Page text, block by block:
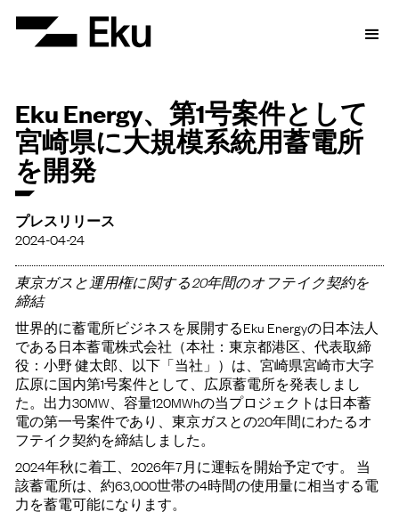
Eku Energy、第1号案件として
宮崎県に大規模系統用蓄電所
を開発
プレスリリース
2024-04-24
東京ガスと運用権に関する20年間のオフテイク契約を
締結
世界的に蓄電所ビジネスを展開するEku Energyの日本法人
である日本蓄電株式会社（本社：東京都港区、代表取締
役：小野 健太郎、以下「当社」）は、宮崎県宮崎市大字
広原に国内第1号案件として、広原蓄電所を発表しまし
た。出力30MW、容量120MWhの当プロジェクトは日本蓄
電の第一号案件であり、東京ガスとの20年間にわたるオ
フテイク契約を締結しました。
2024年秋に着工、2026年7月に運転を開始予定です。 当
該蓄電所は、約63,000世帯の4時間の使用量に相当する電
力を蓄電可能になります。